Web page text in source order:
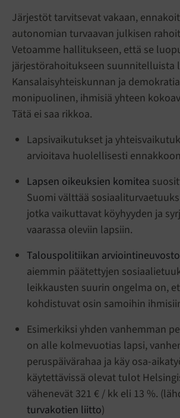
Järjestöt tarvitsevat vakaan,
autonomian turvaavan julkisen
Vetoamme hallitukseen, että se
järjestörahoitukseen suunnitelluista
Kansalaisyhteiskunnan ja
monipuolinen, ihmisiä yhteen
Tätä ei saa rikkoa.
Lapsivaikutukset ja
arvioitava huolellisesti
Lapsen oikeuksien komitea
Suomi välttää
jotka vaikuttavat köyhyyden ja
vaarassa oleviin lapsiin.
Talouspolitiikan
aiemmin päätettyjen
leikkausten suurin ongelma on,
kohdistuvat osin samoihin
Esimerkiksi yhden vanhemman
on alle kolmevuotias lapsi,
peruspäivärahaa ja käy osa-
käytettävissä olevat tulot
vähenevät 321 € / kk eli 13 %.
turvakotien liitto)